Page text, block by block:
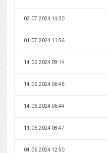
03.07.2024 14:20
01.07.2024 11:56
14.06.2024 09:14
14.06.2024 06:46
14.06.2024 06:44
11.06.2024 08:47
04.06.2024 12:50